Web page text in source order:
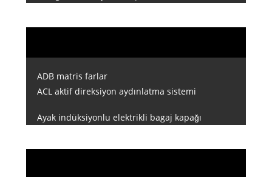
ADB matris farlar
ACL aktif direksiyon aydınlatma sistemi
Ayak indüksiyonlu elektrikli bagaj kapağı